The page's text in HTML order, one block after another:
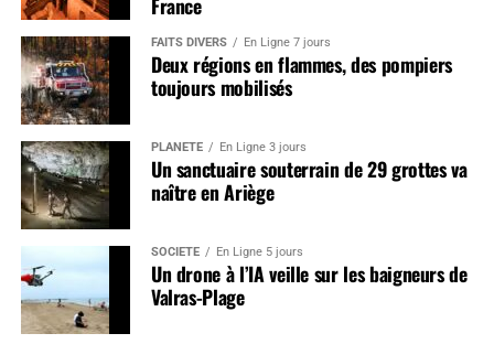
FAITS DIVERS En Ligne 7 jours
Deux régions en flammes, des pompiers
toujours mobilisés
PLANÈTE En Ligne 3 jours
Un sanctuaire souterrain de 29 grottes va
naître en Ariège
SOCIÉTÉ En Ligne 5 jours
Un drone à l’IA veille sur les baigneurs de
Valras-Plage